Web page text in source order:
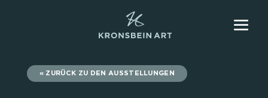
ZURÜCK ZU DEN AUSSTELLUNGEN